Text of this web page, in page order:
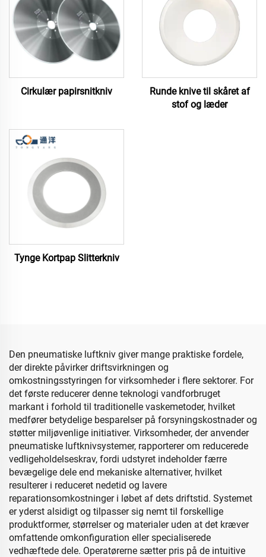
Cirkulær papirsnitkniv
Runde knive til skåret af
stof og læder
Tynge Kortpap Slitterkniv
Den pneumatiske luftkniv giver mange praktiske fordele,
der direkte påvirker driftsvirkningen og
omkostningsstyringen for virksomheder i flere sektorer. For
det første reducerer denne teknologi vandforbruget
markant i forhold til traditionelle vaskemetoder, hvilket
medfører betydelige besparelser på forsyningskostnader og
støtter miljøvenlige initiativer. Virksomheder, der anvender
pneumatiske luftknivsystemer, rapporterer om reducerede
vedligeholdelseskrav, fordi udstyret indeholder færre
bevægelige dele end mekaniske alternativer, hvilket
resulterer i reduceret nedetid og lavere
reparationsomkostninger i løbet af dets driftstid. Systemet
er yderst alsidigt og tilpasser sig nemt til forskellige
produktformer, størrelser og materialer uden at det kræver
omfattende omkonfiguration eller specialiserede
vedhæftede dele. Operatørerne sætter pris på de intuitive